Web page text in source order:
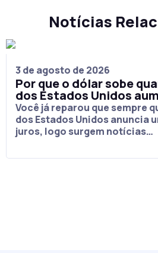
Notícias
3 de agosto de 2026
Por que o dólar sobe
dos Estados Unidos
Você já reparou que sempre
dos Estados Unidos anuncia
juros, logo surgem notícias…